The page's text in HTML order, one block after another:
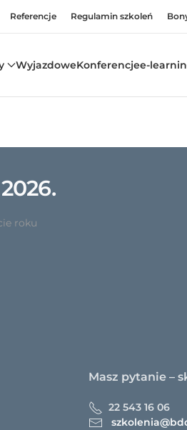
Referencje Regulamin szkoleń
WyjazdoweKonferencjee-
roku
Masz pytanie –
22 543 16 06